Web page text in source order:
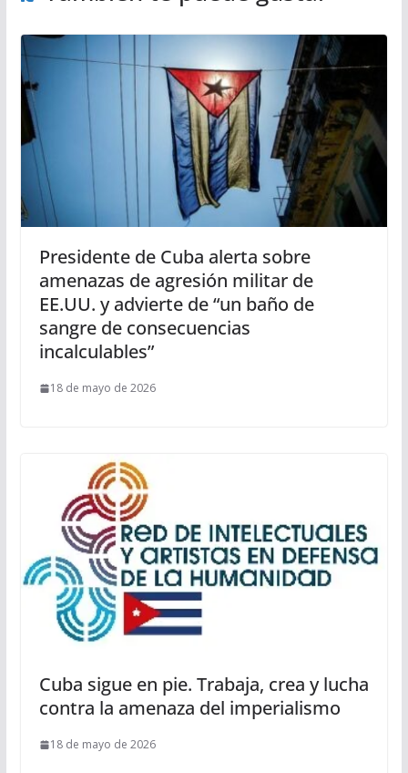
Presidente de Cuba alerta sobre
amenazas de agresión militar de
EE.UU. y advierte de “un baño de
sangre de consecuencias
incalculables”
18 de mayo de 2026
Cuba sigue en pie. Trabaja, crea y lucha
contra la amenaza del imperialismo
18 de mayo de 2026